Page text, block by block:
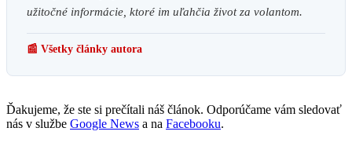
užitočné informácie, ktoré im uľahčia život za volantom.
📰 Všetky články autora
Ďakujeme, že ste si prečítali náš článok. Odporúčame vám sledovať
nás v službe Google News a na Facebooku.